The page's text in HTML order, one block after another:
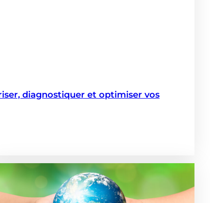
diagnostiquer et optimiser vos